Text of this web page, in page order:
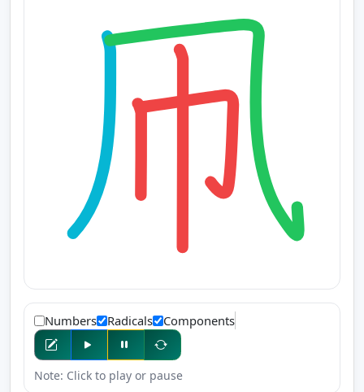
Numbers Radicals Components
Note: Click to play or pause